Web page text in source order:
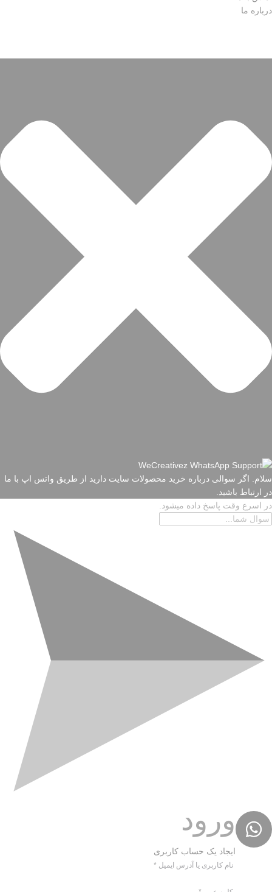
درباره ما
سلام. اگر سوالی درباره خرید محصولات سایت دارید از طریق واتس اپ با ما
در ارتباط باشید.
در اسرع وقت پاسخ داده میشود.
ورود
ایجاد یک حساب کاربری
نام کاربری یا آدرس ایمیل *